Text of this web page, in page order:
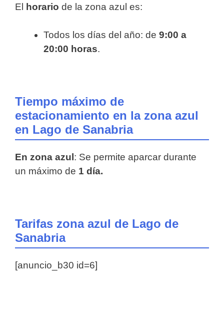
El horario de la zona azul es:
Todos los días del año: de 9:00 a
20:00 horas.
Tiempo máximo de
estacionamiento en la zona azul
en Lago de Sanabria
En zona azul : Se permite aparcar durante
un máximo de 1 día.
Tarifas zona azul de Lago de
Sanabria
[anuncio_b30 id=6]